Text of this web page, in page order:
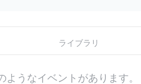
ライブラリ
ようなイベントがあります。